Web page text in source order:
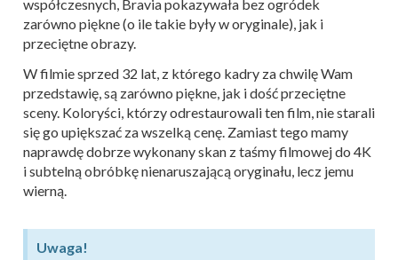
współczesnych, Bravia pokazywała bez ogródek
zarówno piękne (o ile takie były w oryginale), jak i
przeciętne obrazy.
W filmie sprzed 32 lat, z którego kadry za chwilę Wam
przedstawię, są zarówno piękne, jak i dość przeciętne
sceny. Koloryści, którzy odrestaurowali ten film, nie starali
się go upiększać za wszelką cenę. Zamiast tego mamy
naprawdę dobrze wykonany skan z taśmy filmowej do 4K
i subtelną obróbkę nienaruszającą oryginału, lecz jemu
wierną.
Uwaga!